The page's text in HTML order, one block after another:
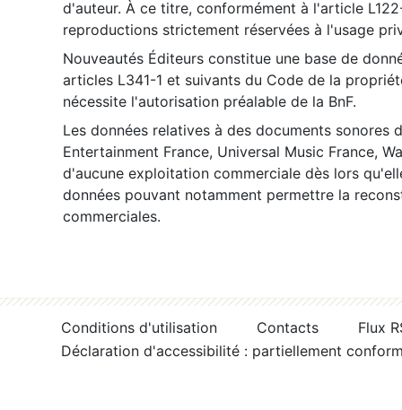
d'auteur. À ce titre, conformément à l'article
reproductions strictement réservées à l'usage
Nouveautés Éditeurs constitue une base de
articles L341-1 et suivants du Code de la
nécessite l'autorisation préalable de la BnF.
Les données relatives à des documents sonores
Entertainment France, Universal Music France,
d'aucune exploitation commerciale dès lors
données pouvant notamment permettre la
commerciales.
Conditions d'utilisation Contacts
Flux
Déclaration d'accessibilité : partiellement